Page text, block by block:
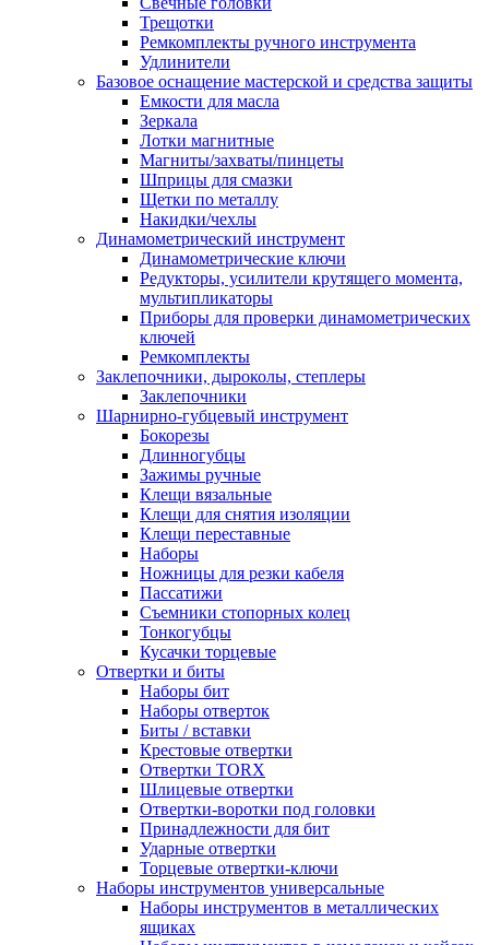
Трещотки
Ремкомплекты ручного инструмента
Удлинители
Базовое оснащение мастерской и средства защиты
Емкости для масла
Зеркала
Лотки магнитные
Магниты/захваты/пинцеты
Шприцы для смазки
Щетки по металлу
Накидки/чехлы
Динамометрический инструмент
Динамометрические ключи
Редукторы, усилители крутящего момента,
мультипликаторы
Приборы для проверки динамометрических
ключей
Ремкомплекты
Заклепочники, дыроколы, степлеры
Заклепочники
Шарнирно-губцевый инструмент
Бокорезы
Длинногубцы
Зажимы ручные
Клещи вязальные
Клещи для снятия изоляции
Клещи переставные
Наборы
Ножницы для резки кабеля
Пассатижи
Съемники стопорных колец
Тонкогубцы
Кусачки торцевые
Отвертки и биты
Наборы бит
Наборы отверток
Биты / вставки
Крестовые отвертки
Отвертки TORX
Шлицевые отвертки
Отвертки-воротки под головки
Принадлежности для бит
Ударные отвертки
Торцевые отвертки-ключи
Наборы инструментов универсальные
Наборы инструментов в металлических
ящиках